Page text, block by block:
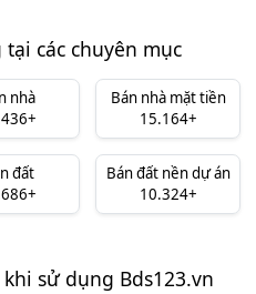
các chuyên mục
nhà
Bán nhà mặt tiền
15.164+
đất
Bán đất nền dự án
10.324+
sử dụng Bds123.vn